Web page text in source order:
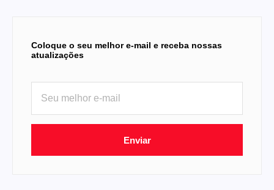
Coloque o seu melhor e-mail e receba nossas
atualizações
Enviar